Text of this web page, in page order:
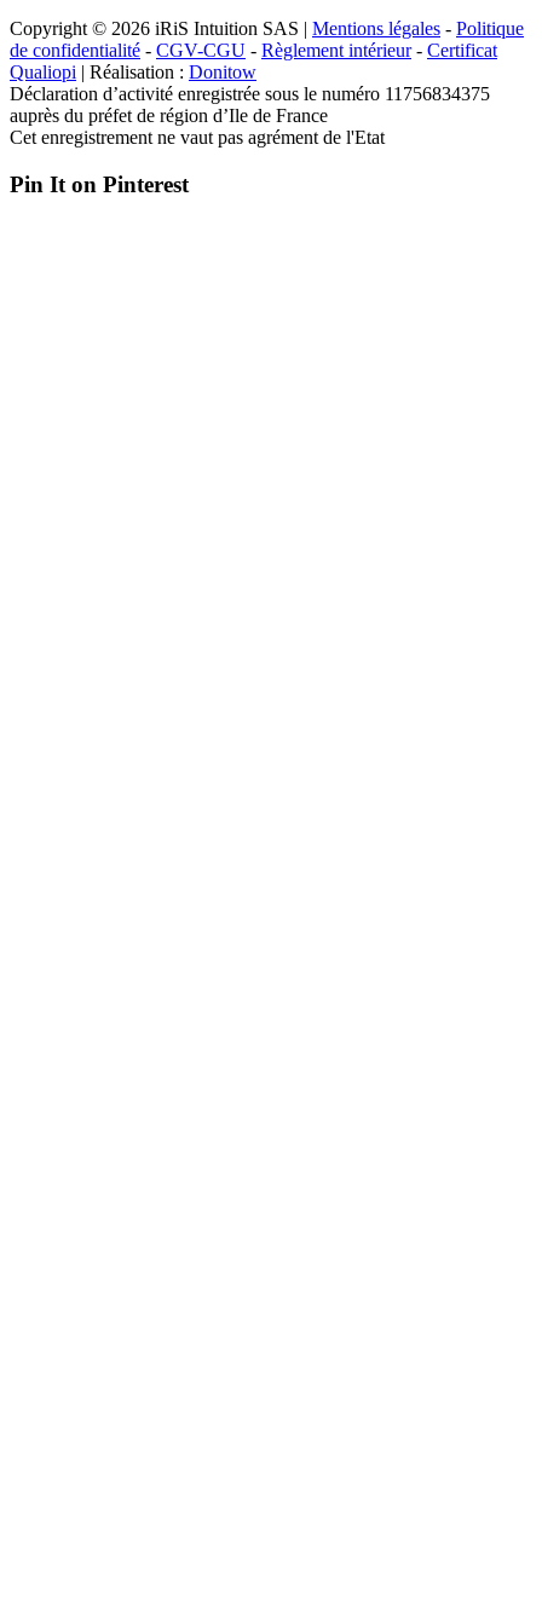
Copyright © 2026 iRiS Intuition SAS | Mentions légales - Politique
de confidentialité - CGV-CGU - Règlement intérieur- Certificat
Qualiopi | Réalisation : Donitow
Déclaration d’activité enregistrée sous le numéro 11756834375
auprès du préfet de région d’Ile de France
Cet enregistrement ne vaut pas agrément de l'Etat
Pin It on Pinterest